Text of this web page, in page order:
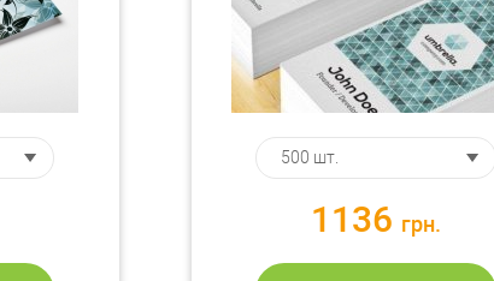
1136 грн.